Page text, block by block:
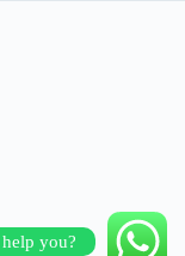
you?